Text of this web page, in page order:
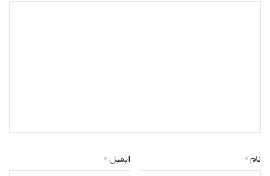
نام* ایمیل*